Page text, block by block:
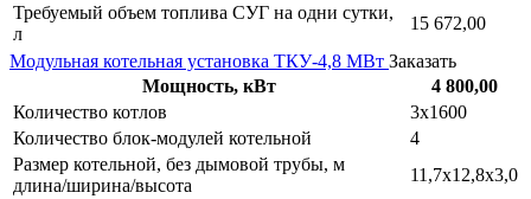
Требуемый объем топлива СУГ на одни сутки,
л
15 672,00
Модульная котельная установка ТКУ-4,8 МВт Заказать
Мощность, кВт
4 800,00
Количество котлов
3х1600
Количество блок-модулей котельной
4
Размер котельной, без дымовой трубы, м
длина/ширина/высота
11,7х12,8х3,0